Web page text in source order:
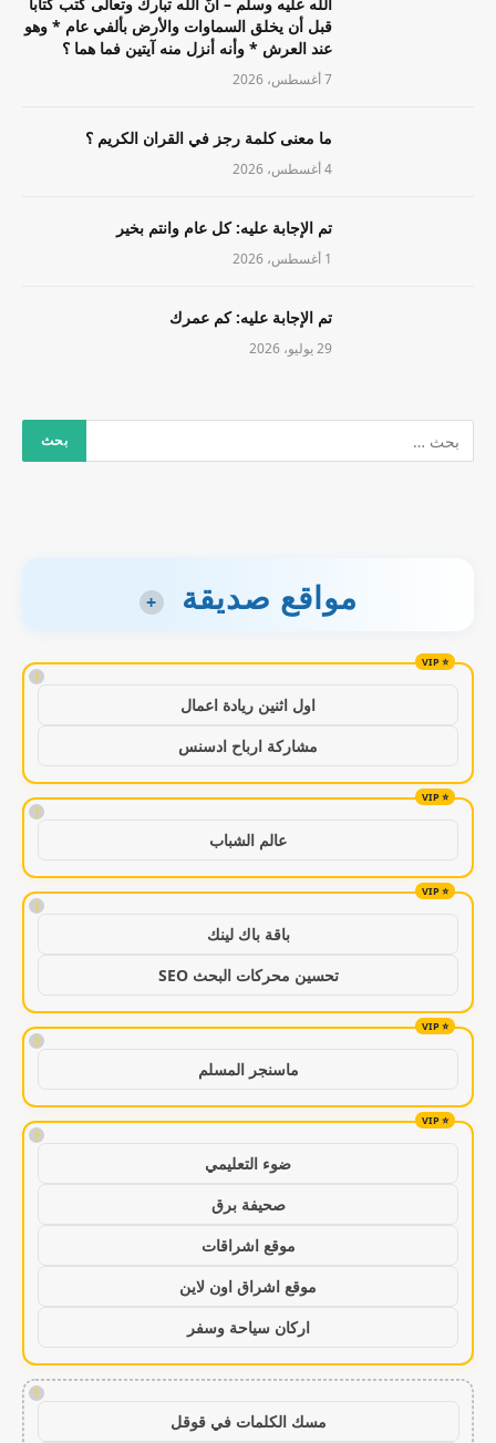
قبل أن يخلق السماوات والأرض بألفي عام * وهو
عند العرش * وأنه أنزل منه آيتين فما هما ؟
7 أغسطس، 2026
ما معنى كلمة رجز في القران الكريم ؟
4 أغسطس، 2026
تم الإجابة عليه: كل عام وانتم بخير
1 أغسطس، 2026
تم الإجابة عليه: كم عمرك
29 يوليو، 2026
مواقع صديقة +
!
اول اثنين ريادة اعمال
مشاركة ارباح ادسنس
!
عالم الشباب
!
باقة باك لينك
تحسين محركات البحث SEO
!
ماسنجر المسلم
!
ضوء التعليمي
صحيفة برق
موقع اشراقات
موقع اشراق اون لاين
اركان سياحة وسفر
!
مسك الكلمات في قوقل